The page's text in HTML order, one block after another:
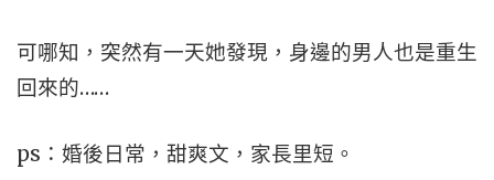
可哪知，突然有一天她發現，身邊的男人也是重生
回來的……
ps：婚後日常，甜爽文，家長里短。